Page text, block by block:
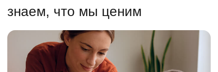
знаем, что мы ценим